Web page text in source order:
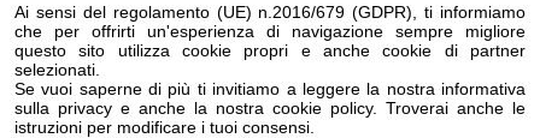
Ai sensi del regolamento (UE) n.2016/679 (GDPR), ti informiamo
che per offrirti un'esperienza di navigazione sempre migliore
questo sito utilizza cookie propri e anche cookie di partner
selezionati.
Se vuoi saperne di più ti invitiamo a leggere la nostra informativa
sulla privacy e anche la nostra cookie policy. Troverai anche le
istruzioni per modificare i tuoi consensi.
17.00
Sanremo
Mercatini